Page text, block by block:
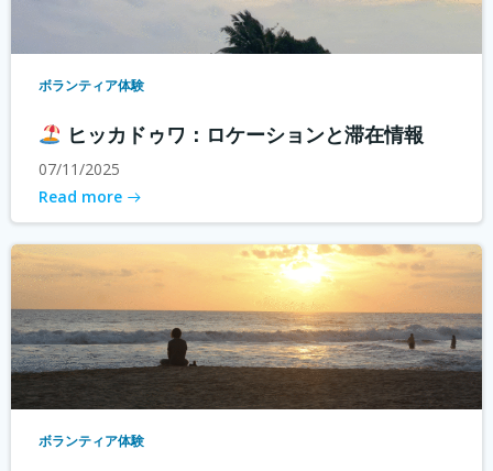
ボランティア体験
ヒッカドゥワ：ロケーションと滞在情報
07/11/2025
Read more
ボランティア体験